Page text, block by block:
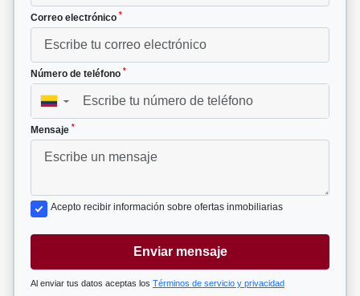
Correo electrónico *
Número de teléfono *
▼
Mensaje *
Acepto recibir información sobre ofertas inmobiliarias
Enviar mensaje
Al enviar tus datos aceptas los Términos de servicio y privacidad